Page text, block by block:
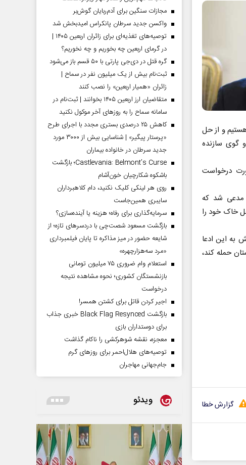
و از حل
گوی سازنده
درخواست
مدعی شد که
خاک خود را
به این ادعا
حمله کند،
گزارش خطا
مجازات سنگین برای آدم‌ربایان گوش‌بر
واکسن جدید سرطان پانکراس امیدبخش شد
توصیه‌های تغذیه‌ای برای زائران اربعین ۱۴۰۵ |
در گرمای اربعین چه بخوریم و چه نخوریم؟
گره قتل در دی‌جی پارتی با ۵۰ قسم باز می‌شود
ثبت‌نام بیش از یک میلیون نفر در سماح |
زائران «همیار اربعین» را نصب کنند
متقاضیان ارز اربعین ۱۴۰۵ بخوانند | ثبت‌نام در
سامانه سماح را به روز‌های آخر موکول نکنید
کاهش ۲۵ درصدی بستری مجدد با اجرای طرح
«پرستار پیگیر» | شناسایی بیش از ۳۰۰۰ مورد
جدید سرطان در خانواده بیماران
Castlevania: Belmont’s Curse؛ بازگشت
باشکوه شکارچیان خون‌آشام
روی هر لینکی کلیک نکنید، دام کلاهبرداران
سایبری همین‌جاست
سرمایه‌گذاری برای رفاه؛ هزینه یا آینده‌سازی؟
بازگشت مسعود شصت‌چی با دردسر‌های تازه؛ از
شایعه حضور در میز مذاکره تا پایان فیلمبرداری
«مرد سه‌هزارچهره»
استعلام وام ضروری ۷۵ میلیون تومانی
بازنشستگان کشوری؛ نحوه مشاهده نتیجه
درخواست
اجیر کردن قاتل برای کشتن همسر!
بازگشت Black Flag Resynced خبری جذاب
برای دوستداران بازی
معجزه، نقشه شوهرکشی را ناکام گذاشت
توصیه‌های هلال‌احمر برای روز‌های گرم
جام‌جهانی مهاجران
ویدئو